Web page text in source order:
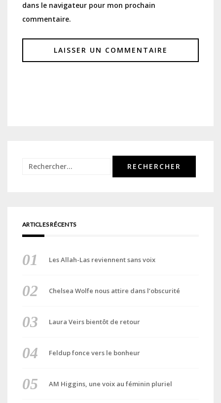
dans le navigateur pour mon prochain
commentaire.
Rechercher :
ARTICLES RÉCENTS
Les Allah-Las reviennent sans voix
Chelsea Wolfe nous attire dans l’obscurité
Laura Veirs bientôt de retour
Feldup fonce vers le bonheur
AM Higgins, une voix au féminin pluriel